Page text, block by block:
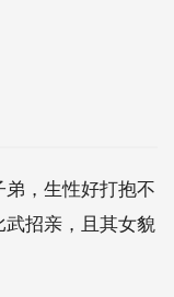
弟，生性好打抱不
武招亲，且其女貌